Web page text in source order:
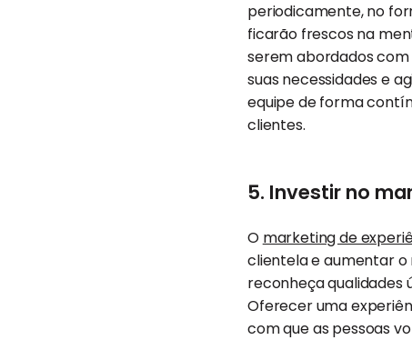
periodicamente, no
ficarão frescos na
serem abordados
suas necessidades e
equipe de forma
clientes.
5. Investir no
O marketing de
clientela e aumentar o
reconheça qualidades
Oferecer uma
com que as pessoas